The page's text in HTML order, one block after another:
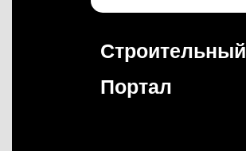
Строительный
Портал